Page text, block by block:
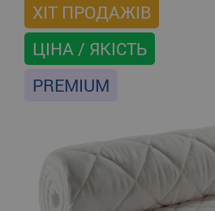
ХІТ ПРОДАЖІВ
ЦІНА / ЯКІСТЬ
PREMIUM